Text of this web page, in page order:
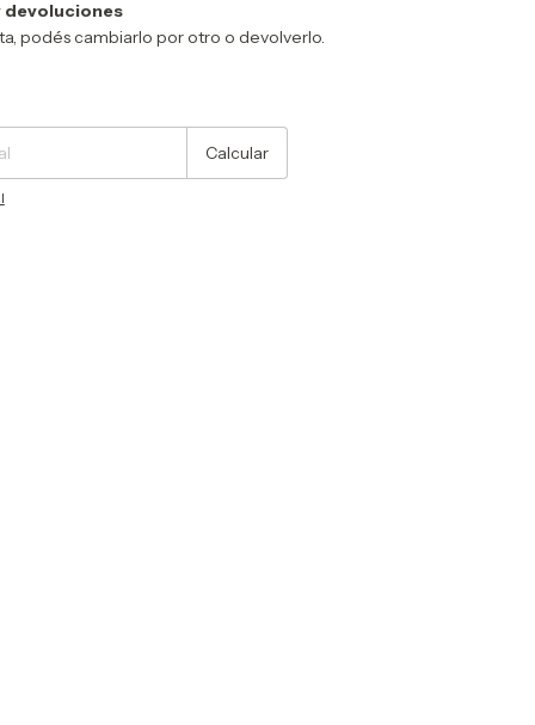
devoluciones
podés cambiarlo por otro o devolverlo.
Calcular